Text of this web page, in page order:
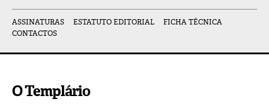
ASSINATURAS ESTATUTO EDITORIAL
FICHA TÉCNICA
CONTACTOS
O Templário